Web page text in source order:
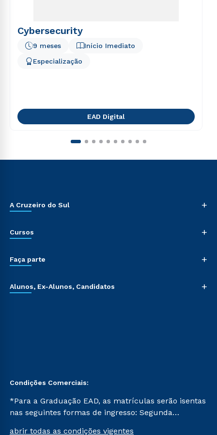
Cybersecurity
Início Imediato
9 meses
Especialização
EAD Digital
A Cruzeiro do Sul +
Cursos +
Faça parte +
Alunos, Ex-Alunos, Candidatos +
Condições Comerciais:
*Para a Graduação EAD, as matrículas serão isentas
nas seguintes formas de ingresso: Segunda
abrir todas as condições vigentes